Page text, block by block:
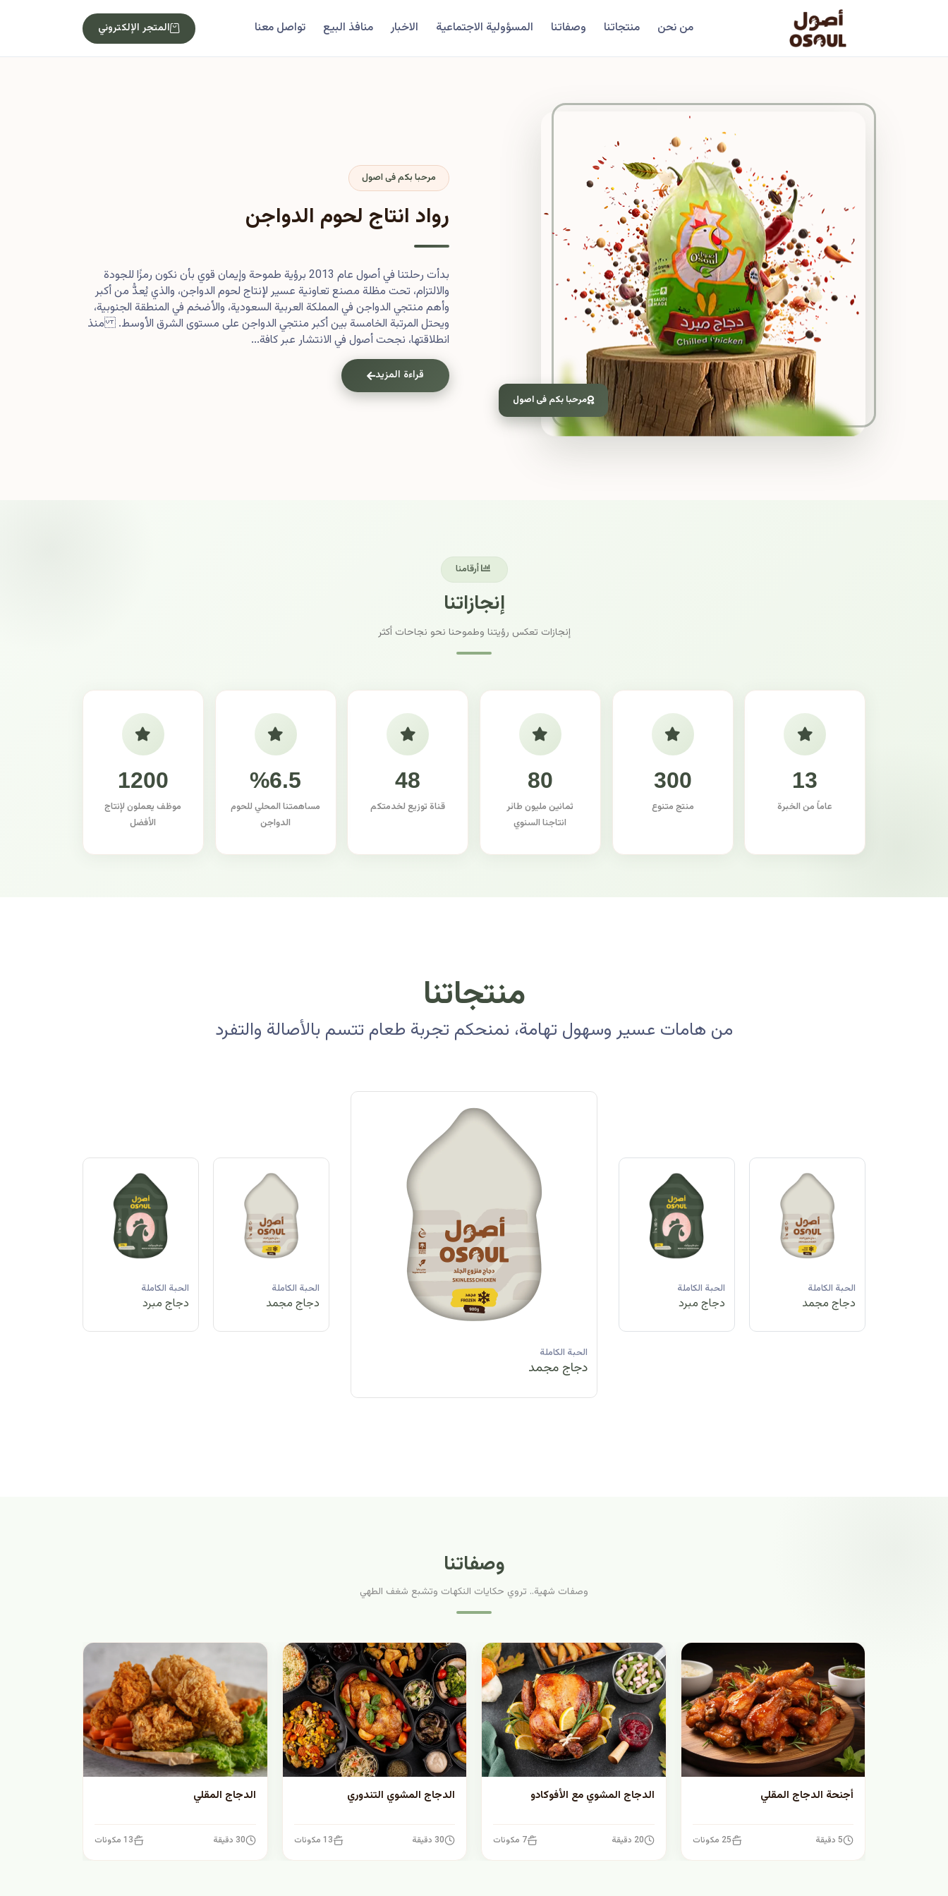
من نحن منتجاتنا وصفاتنا المسؤولية الاجتماعية الاخبار منافذ البيع تواصل معنا المتجر الإلكتروني
مرحبا بكم فى اصول
مرحبا بكم فى اصول
رواد انتاج لحوم الدواجن
بدأت رحلتنا في أصول عام 2013 برؤية طموحة وإيمان قوي بأن نكون رمزًا للجودة
والالتزام، تحت مظلة مصنع تعاونية عسير لإنتاج لحوم الدواجن، والذي يُعدُّ من أكبر
وأهم منتجي الدواجن في المملكة العربية السعودية، والأضخم في المنطقة الجنوبية،
ويحتل المرتبة الخامسة بين أكبر منتجي الدواجن على مستوى الشرق الأوسط. منذ
انطلاقتها، نجحت أصول في الانتشار عبر كافة...
قراءة المزيد
أرقامنا
إنجازاتنا
إنجازات تعكس رؤيتنا وطموحنا نحو نجاحات أكثر
13
عاماً من الخبرة
300
منتج متنوع
80
ثمانين مليون طائر
انتاجنا السنوي
48
قناة توزيع لخدمتكم
%6.5
مساهمتنا المحلي للحوم
الدواجن
1200
موظف يعملون لإنتاج
الأفضل
منتجاتنا
من هامات عسير وسهول تهامة، نمنحكم تجربة طعام تتسم بالأصالة والتفرد
الحبة الكاملة
دجاج مبرد
الحبة الكاملة
دجاج مجمد
الحبة الكاملة
دجاج مبرد
الحبة الكاملة
دجاج مجمد
الحبة الكاملة الحبة الكاملة
دجاج مجمد
الحبة الكاملة
دجاج مبرد
الحبة الكاملة
دجاج مجمد
وصفاتنا
وصفات شهية.. تروي حكايات النكهات وتشبع شغف الطهي
أجنحة الدجاج المقلي
5 دقيقة 25 مكونات
الدجاج المشوي مع الأفوكادو
20 دقيقة 7 مكونات
الدجاج المشوي التندوري
30 دقيقة 13 مكونات
الدجاج المقلي
30 دقيقة 13 مكونات